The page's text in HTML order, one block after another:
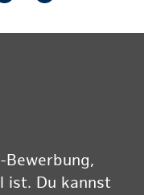
ist. Du kannst